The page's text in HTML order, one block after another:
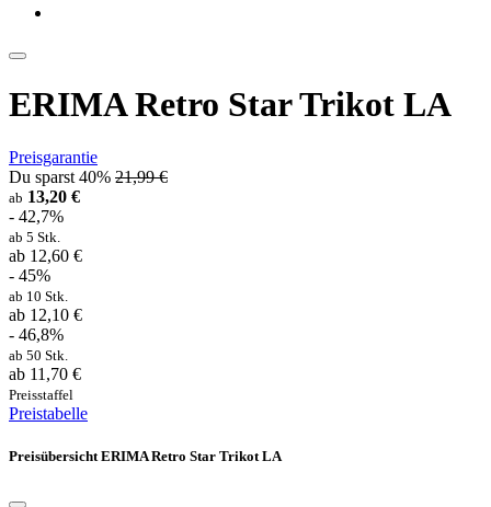
ERIMA Retro Star Trikot LA
Preisgarantie
Du sparst 40% 21,99 €
ab 13,20 €
- 42,7%
ab 5 Stk.
ab 12,60 €
- 45%
ab 10 Stk.
ab 12,10 €
- 46,8%
ab 50 Stk.
ab 11,70 €
Preisstaffel
Preistabelle
Preisübersicht ERIMA Retro Star Trikot LA